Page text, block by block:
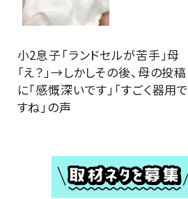
小2息子「ランドセルが苦手」母
「え？」→しかしその後、母の投稿
に「感慨深いです」「すごく器用で
すね」の声